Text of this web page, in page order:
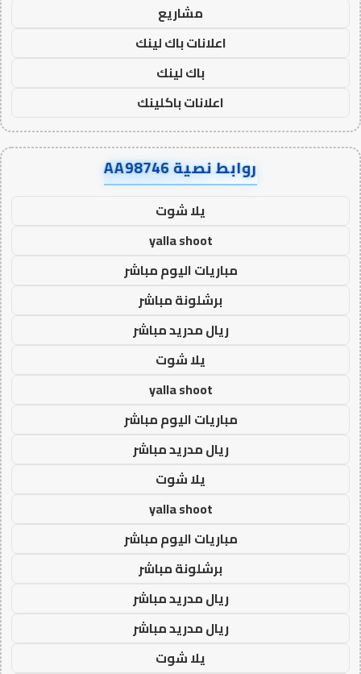
مشاريع
اعلانات باك لينك
باك لينك
اعلانات باكلينك
روابط نصية AA98746
يلا شوت
yalla shoot
مباريات اليوم مباشر
برشلونة مباشر
ريال مدريد مباشر
يلا شوت
yalla shoot
مباريات اليوم مباشر
ريال مدريد مباشر
يلا شوت
yalla shoot
مباريات اليوم مباشر
برشلونة مباشر
ريال مدريد مباشر
ريال مدريد مباشر
يلا شوت